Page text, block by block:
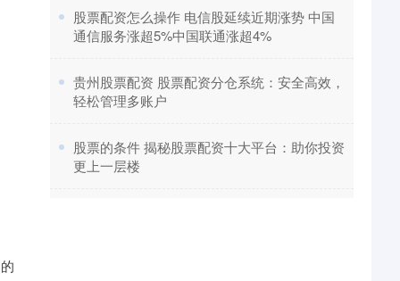
​股票配资怎么操作 电信股延续近期涨势 中国
通信服务涨超5%中国联通涨超4%
​贵州股票配资 股票配资分仓系统：安全高效，
轻松管理多账户
​股票的条件 揭秘股票配资十大平台：助你投资
更上一层楼